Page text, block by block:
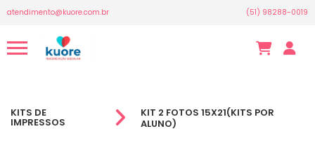
atendimento@kuore.com.br (51) 98288-0019
KITS DE
IMPRESSOS
KIT 2 FOTOS 15X21(KITS POR
ALUNO)